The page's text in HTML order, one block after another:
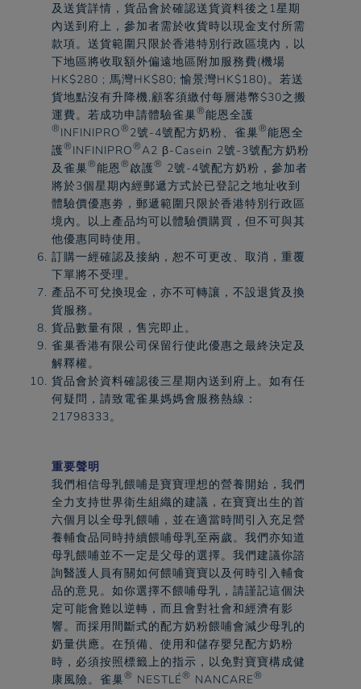
及送貨詳情，貨品會於確認送貨資料後之1星期
內送到府上，參加者需於收貨時以現金支付所需
款項。送貨範圍只限於香港特別行政區境內，以
下地區將收取額外偏遠地區附加服務費(機場
HK$280 ; 馬灣HK$80; 愉景灣HK$180)。若送
貨地點沒有升降機,顧客須繳付每層港幣$30之搬
運費。若成功申請體驗雀巢®能恩全護
®INFINIPRO®2號-4號配方奶粉、 雀巢®能恩全
護®INFINIPRO®A2 β-Casein 2號-3號配方奶粉
及雀巢®能恩®啟護® 2號-4號配方奶粉，參加者
將於3個星期內經郵遞方式於已登記之地址收到
體驗價優惠劵，郵遞範圍只限於香港特別行政區
境內。以上產品均可以體驗價購買，但不可與其
他優惠同時使用。​
訂購一經確認及接納，恕不可更改、取消，重覆
下單將不受理。​
產品不可兌換現金，亦不可轉讓，不設退貨及換
貨服務。​
貨品數量有限，售完即止。​
雀巢香港有限公司保留行使此優惠之最終決定及
解釋權。​
貨品會於資料確認後三星期內送到府上。如有任
何疑問，請致電雀巢媽媽會服務熱線：
21798333。​
重要聲明​
我們相信母乳餵哺是寶寶理想的營養開始，我們
全力支持世界衛生組織的建議，在寶寶出生的首
六個月以全母乳餵哺，並在適當時間引入充足營
養輔食品同時持續餵哺母乳至兩歲。我們亦知道
母乳餵哺並不一定是父母的選擇。我們建議你諮
詢醫護人員有關如何餵哺寶寶以及何時引入輔食
品的意見。如你選擇不餵哺母乳，請謹記這個決
定可能會難以逆轉，而且會對社會和經濟有影
響。而採用間斷式的配方奶粉餵哺會減少母乳的
奶量供應。在預備、使用和儲存嬰兒配方奶粉
時，必須按照標籤上的指示，以免對寶寶構成健
康風險。 雀巢® NESTLÉ® NANCARE®